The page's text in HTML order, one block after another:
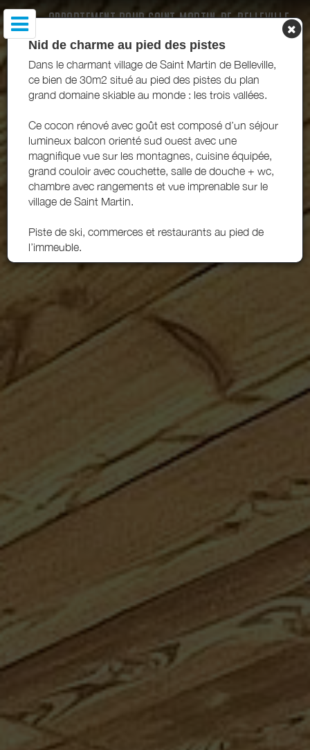
APPARTEMENT BAUD SAINT-MARTIN-DE-BELLEVILLE
Nid de charme au pied des pistes
Dans le charmant village de Saint Martin de Belleville,
ce bien de 30m2 situé au pied des pistes du plan
grand domaine skiable au monde : les trois vallées.
Ce cocon rénové avec goût est composé d’un séjour
lumineux balcon orienté sud ouest avec une
magnifique vue sur les montagnes, cuisine équipée,
grand couloir avec couchette, salle de douche + wc,
chambre avec rangements et vue imprenable sur le
village de Saint Martin.
Piste de ski, commerces et restaurants au pied de
l’immeuble.